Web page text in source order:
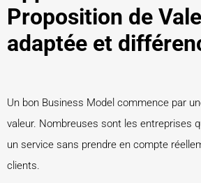
Proposition de
adaptée et
Un bon Business Model commence par
valeur. Nombreuses sont les entreprises
un service sans prendre en compte
clients.